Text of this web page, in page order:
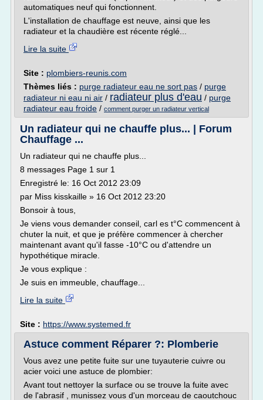
automatiques neuf qui fonctionnent.
L'installation de chauffage est neuve, ainsi que les
radiateur et la chaudière est récente réglé...
Lire la suite
Site : plombiers-reunis.com
Thèmes liés : purge radiateur eau ne sort pas / purge
radiateur ni eau ni air / radiateur plus d'eau / purge
radiateur eau froide / comment purger un radiateur vertical
Un radiateur qui ne chauffe plus... | Forum
Chauffage ...
Un radiateur qui ne chauffe plus...
8 messages Page 1 sur 1
Enregistré le: 16 Oct 2012 23:09
par Miss kisskaille » 16 Oct 2012 23:20
Bonsoir à tous,
Je viens vous demander conseil, carl es t°C commencent à
chuter la nuit, et que je préfère commencer à chercher
maintenant avant qu'il fasse -10°C ou d'attendre un
hypothétique miracle.
Je vous explique :
Je suis en immeuble, chauffage...
Lire la suite
Site : https://www.systemed.fr
Astuce comment Réparer ?: Plomberie
Vous avez une petite fuite sur une tuyauterie cuivre ou
acier voici une astuce de plombier:
Avant tout nettoyer la surface ou se trouve la fuite avec
de l'abrasif , munissez vous d'un morceau de caoutchouc